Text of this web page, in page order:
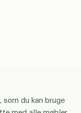
du kan bruge